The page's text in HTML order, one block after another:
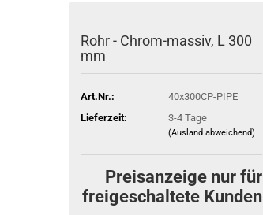
Rohr - Chrom-massiv, L 300
mm
Art.Nr.:
40x300CP-PIPE
Lieferzeit:
3-4 Tage
(Ausland abweichend)
Preisanzeige nur für
freigeschaltete Kunden